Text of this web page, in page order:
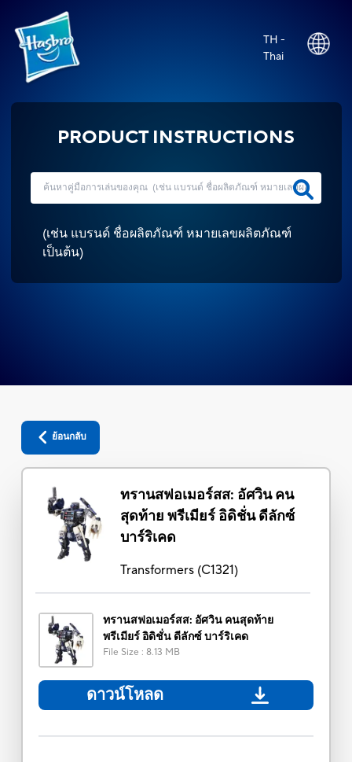
TH -
Thai
PRODUCT INSTRUCTIONS
(เช่น แบรนด์ ชื่อผลิตภัณฑ์ หมายเลขผลิตภัณฑ์
เป็นต้น)
ย้อนกลับ
ทรานสฟอเมอร์สส: อัศวิน คน
สุดท้าย พรีเมียร์ อิดิชั่น ดีลักซ์
บาร์ริเคด
Transformers(C1321)
ทรานสฟอเมอร์สส: อัศวิน คนสุดท้าย
พรีเมียร์ อิดิชั่น ดีลักซ์ บาร์ริเคด
File Size : 8.13 MB
ดาวน์โหลด